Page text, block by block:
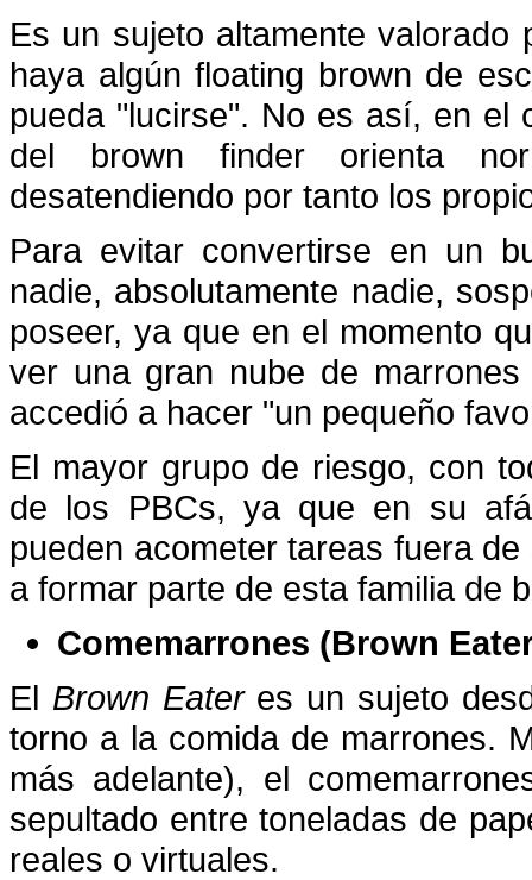
Es un sujeto altamente
haya algún floating brown de
pueda "lucirse". No es así, en el
del brown finder orienta
desatendiendo por tanto los
Para evitar convertirse en un
nadie, absolutamente nadie,
poseer, ya que en el momento
ver una gran nube de
accedió a hacer "un pequeño
El mayor grupo de riesgo, con
de los PBCs, ya que en su
pueden acometer tareas fuera
a formar parte de esta familia de
Comemarrones (Brown
El Brown Eateres un sujeto
torno a la comida de marrones.
más adelante), el
sepultado entre toneladas de
reales o virtuales.